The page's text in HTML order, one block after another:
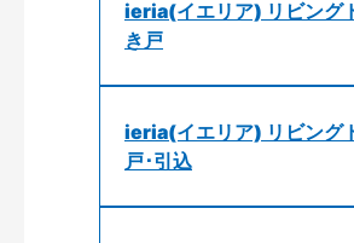
ieria(イエリア) リビング
き戸
ieria(イエリア) リビング
戸･引込